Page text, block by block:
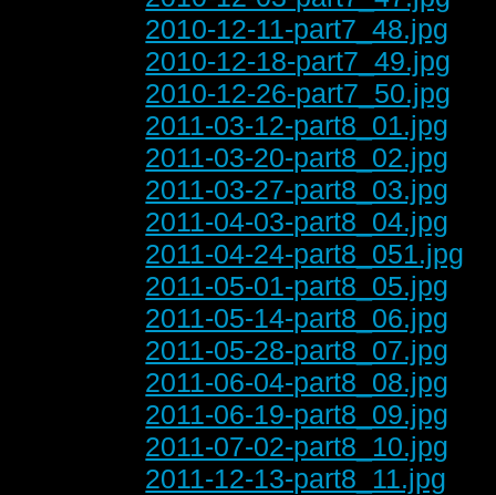
2010-12-11-part7_48.jpg
2010-12-18-part7_49.jpg
2010-12-26-part7_50.jpg
2011-03-12-part8_01.jpg
2011-03-20-part8_02.jpg
2011-03-27-part8_03.jpg
2011-04-03-part8_04.jpg
2011-04-24-part8_051.jpg
2011-05-01-part8_05.jpg
2011-05-14-part8_06.jpg
2011-05-28-part8_07.jpg
2011-06-04-part8_08.jpg
2011-06-19-part8_09.jpg
2011-07-02-part8_10.jpg
2011-12-13-part8_11.jpg